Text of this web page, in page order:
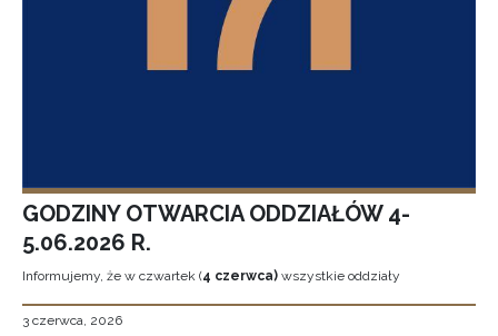
GODZINY OTWARCIA ODDZIAŁÓW 4-
5.06.2026 R.
Informujemy, że w czwartek (4 czerwca) wszystkie oddziały
3 czerwca, 2026